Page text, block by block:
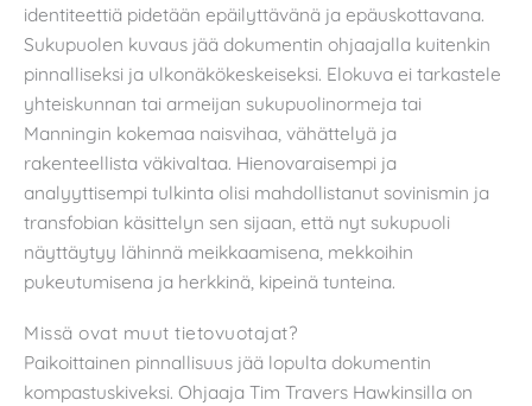
identiteettiä pidetään epäilyttävänä ja epäuskottavana.
Sukupuolen kuvaus jää dokumentin ohjaajalla kuitenkin
pinnalliseksi ja ulkonäkökeskeiseksi. Elokuva ei tarkastele
yhteiskunnan tai armeijan sukupuolinormeja tai
Manningin kokemaa naisvihaa, vähättelyä ja
rakenteellista väkivaltaa. Hienovaraisempi ja
analyyttisempi tulkinta olisi mahdollistanut sovinismin ja
transfobian käsittelyn sen sijaan, että nyt sukupuoli
näyttäytyy lähinnä meikkaamisena, mekkoihin
pukeutumisena ja herkkinä, kipeinä tunteina.
Missä ovat muut tietovuotajat?
Paikoittainen pinnallisuus jää lopulta dokumentin
kompastuskiveksi. Ohjaaja Tim Travers Hawkinsilla on